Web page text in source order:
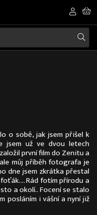
o sobě, jak jsem přišel k
jsem už ve dvou letech
první film do Zenitu a
můj příběh fotografa je
dne jsem zkrátka přestal
Rád fotím přírodu a
a okolí.. Focení se stalo
posláním i vášní a nyní již